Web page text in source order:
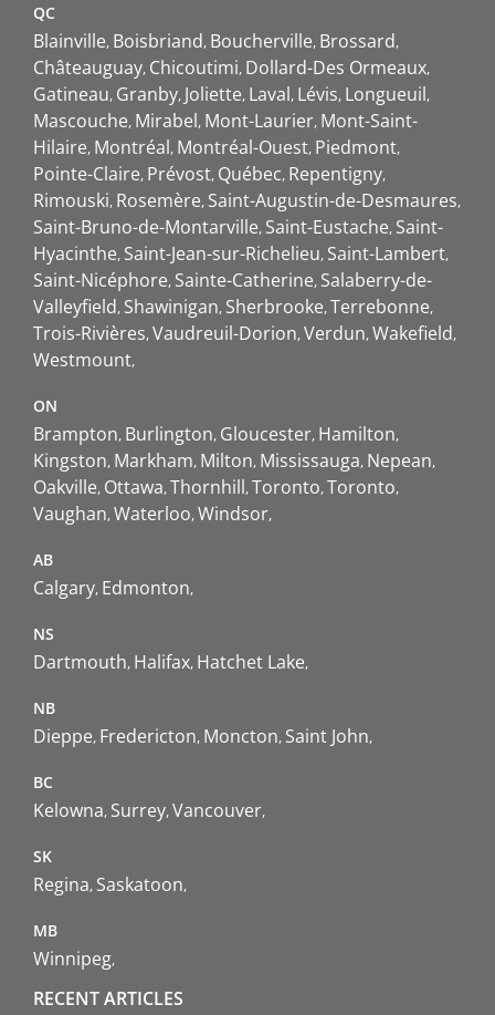
QC
Blainville Boisbriand Boucherville Brossard
Châteauguay Chicoutimi Dollard-Des Ormeaux
Gatineau Granby Joliette Laval Lévis Longueuil
Mascouche Mirabel Mont-Laurier Mont-Saint-
Hilaire Montréal Montréal-Ouest Piedmont
Pointe-Claire Prévost Québec Repentigny
Rimouski Rosemère Saint-Augustin-de-Desmaures
Saint-Bruno-de-Montarville Saint-Eustache Saint-
Hyacinthe Saint-Jean-sur-Richelieu Saint-Lambert
Saint-Nicéphore Sainte-Catherine Salaberry-de-
Valleyfield Shawinigan Sherbrooke Terrebonne
Trois-Rivières Vaudreuil-Dorion Verdun Wakefield
Westmount
ON
Brampton Burlington Gloucester Hamilton
Kingston Markham Milton Mississauga Nepean
Oakville Ottawa Thornhill Toronto Toronto
Vaughan Waterloo Windsor
AB
Calgary Edmonton
NS
Dartmouth Halifax Hatchet Lake
NB
Dieppe Fredericton Moncton Saint John
BC
Kelowna Surrey Vancouver
SK
Regina Saskatoon
MB
Winnipeg
RECENT ARTICLES